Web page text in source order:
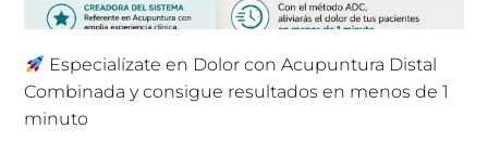
Especialízate en Dolor con Acupuntura Distal
Combinada y consigue resultados en menos de 1
minuto